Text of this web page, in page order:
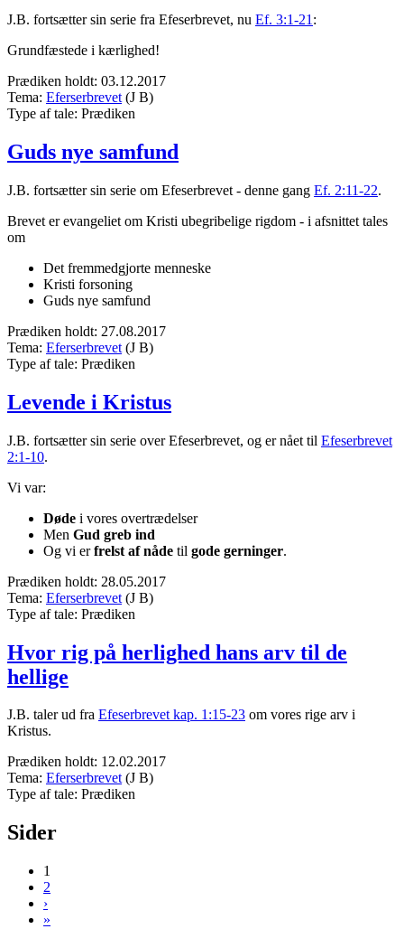
J.B. fortsætter sin serie fra Efeserbrevet, nu Ef. 3:1-21 :
Grundfæstede i kærlighed!
Prædiken holdt: 03.12.2017
Tema: Eferserbrevet (J B)
Type af tale: Prædiken
Guds nye samfund
J.B. fortsætter sin serie om Efeserbrevet - denne gang Ef. 2:11-22.
Brevet er evangeliet om Kristi ubegribelige rigdom - i afsnittet tales
om
Det fremmedgjorte menneske
Kristi forsoning
Guds nye samfund
Prædiken holdt: 27.08.2017
Tema: Eferserbrevet (J B)
Type af tale: Prædiken
Levende i Kristus
J.B. fortsætter sin serie over Efeserbrevet, og er nået til Efeserbrevet
2:1-10.
Vi var:
Døde i vores overtrædelser
Men Gud greb ind
Og vi erfrelst af nåde til gode gerninger.
Prædiken holdt: 28.05.2017
Tema: Eferserbrevet (J B)
Type af tale: Prædiken
Hvor rig på herlighed hans arv til de
hellige
J.B. taler ud fra Efeserbrevet kap. 1:15-23 om vores rige arv i
Kristus.
Prædiken holdt: 12.02.2017
Tema: Eferserbrevet(J B)
Type af tale: Prædiken
Sider
1
2
›
»